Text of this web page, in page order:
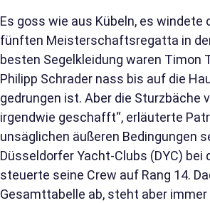
Es goss wie aus Kübeln, es
fünften Meisterschaftsregatta in
besten Segelkleidung waren Timon
Philipp Schrader nass bis auf die
gedrungen ist. Aber die Sturzbäche
irgendwie geschafft“, erläuterte
unsäglichen äußeren Bedingungen
Düsseldorfer Yacht-Clubs (DYC)
steuerte seine Crew auf Rang 14.
Gesamttabelle ab, steht aber